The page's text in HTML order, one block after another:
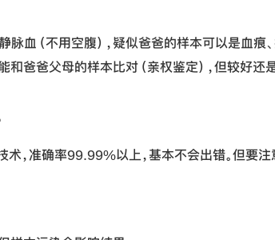
血（不用空腹），疑似爸爸的样本可以是血痕
爸爸父母的样本比对（亲权鉴定），但较好还
，准确率99.99%以上，基本不会出错。但要